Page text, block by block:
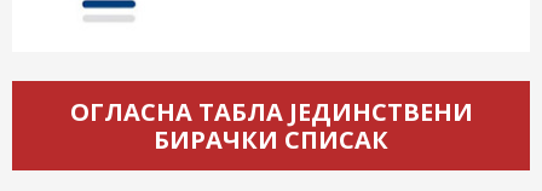
ОГЛАСНА ТАБЛА ЈЕДИНСТВЕНИ
БИРАЧКИ СПИСАК